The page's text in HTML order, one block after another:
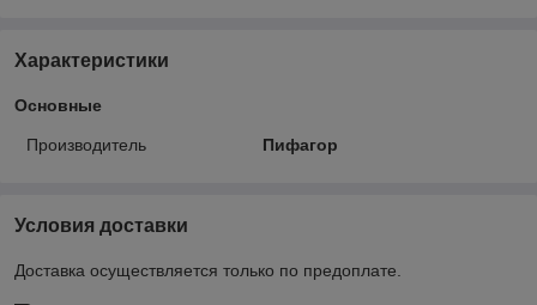
Характеристики
Основные
Производитель Пифагор
Условия доставки
Доставка осуществляется только по предоплате.